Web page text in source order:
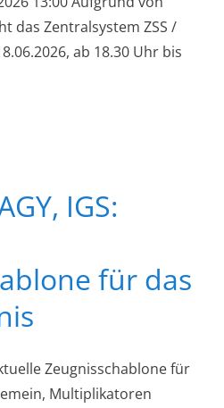
das Zentralsystem ZSS /
ab 18.30 Uhr bis
IGS:
für das
Zeugnisschablone für
Multiplikatoren